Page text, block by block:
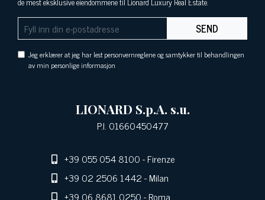
SEND
Jeg erklærer at jeg har lest personvernreglene og samtykker til behandlingen
av min personlige informasjon
LIONARD S.p.A. s.u.
P.I. 01660450477
+39 055 054 8100- Firenze
+39 02 2506 1442- Milan
+39 06 8681 0250- Roma